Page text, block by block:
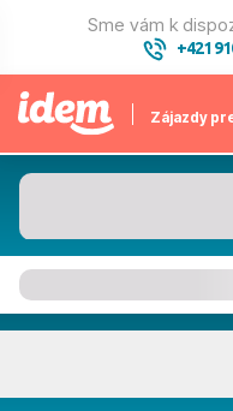
Sme vám k
+421
Zájazdy